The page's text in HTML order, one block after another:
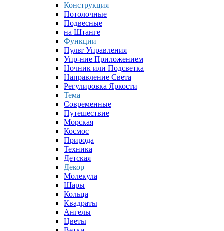
Конструкция
Потолочные
Подвесные
на Штанге
Функции
Пульт Управления
Упр-ние Приложением
Ночник или Подсветка
Направление Света
Регулировка Яркости
Тема
Современные
Путешествие
Морская
Космос
Природа
Техника
Детская
Декор
Молекула
Шары
Кольца
Квадраты
Ангелы
Цветы